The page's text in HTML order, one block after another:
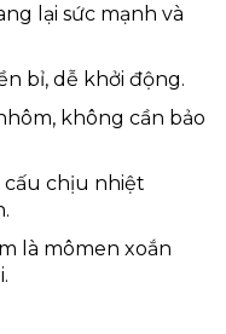
lại sức mạnh và
bỉ, dễ khởi động.
không cần bảo
cấu chịu nhiệt
là mômen xoắn